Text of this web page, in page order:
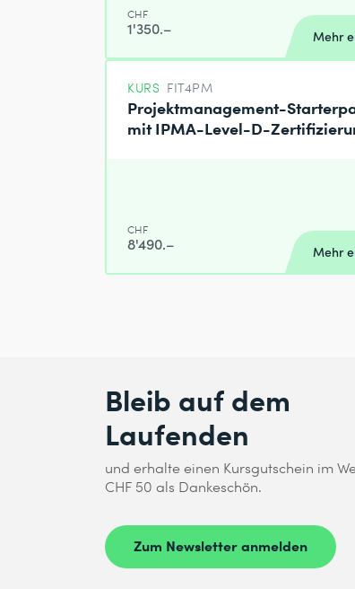
CHF
1'350.– Mehr
KURS FIT4PM
Projektmanagement-
mit IPMA-Level-D-
CHF
8'490.– Mehr
Bleib auf dem
Laufenden
und erhalte einen Kursgutschein im
CHF 50 als Dankeschön.
Zum Newsletter anmelden